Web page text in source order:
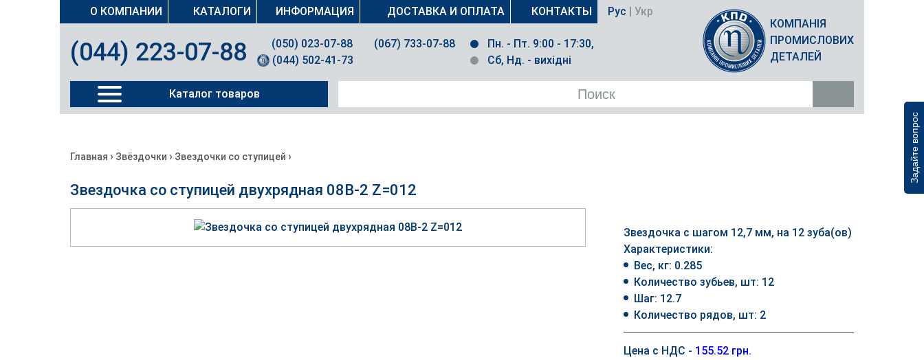
Задайте вопрос
О КОМПАНИИ КАТАЛОГИ ИНФОРМАЦИЯ ДОСТАВКА И ОПЛАТА КОНТАКТЫ Рус | Укр
(044) 223-07-88 (050) 023-07-88
(067) 733-07-88
(044) 502-41-73
Пн. - Пт. 9:00 - 17:30,
Сб, Нд. - вихідні
КОМПАНІЯ
ПРОМИСЛОВИХ
ДЕТАЛЕЙ
Каталог товаров
Главная › Звёздочки › Звездочки со ступицей ›
Звездочка со ступицей двухрядная 08B-2 Z=012
Звездочка с шагом 12,7 мм, на 12 зуба(ов)
Характеристики:
Вес, кг: 0.285
Количество зубьев, шт: 12
Шаг: 12.7
Количество рядов, шт: 2
Цена с НДС - 155.52 грн.